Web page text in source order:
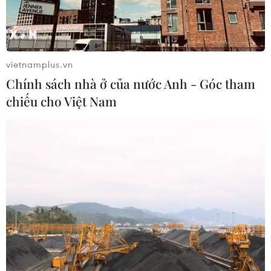
Xem thêm
Sở hữu trí tuệ
Quy định sử dụng
RSS
Hỗ trợ
vietnamplus.vn
Chính sách nhà ở của nước Anh - Góc tham
chiếu cho Việt Nam